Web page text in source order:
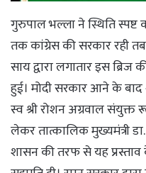
गुरुपाल भल्ला ने स्थिति
तक कांग्रेस की सरकार रही
साय द्वारा लगातार इस
हुई। मोदी सरकार आने के
स्व श्री रोशन अग्रवाल
लेकर तात्कालिक मुख्यमंत्री
शासन की तरफ से यह प्रस्ताव